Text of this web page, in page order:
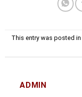
This entry was posted in
ADMIN